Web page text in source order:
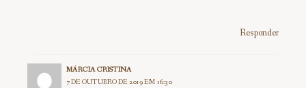
Responder
MÁRCIA CRISTINA
7 DE OUTUBRO DE 2019 EM 16:30